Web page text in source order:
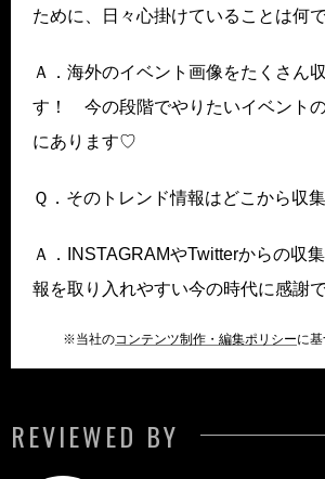
ために、日々心掛けていることは何
Ａ．海外のイベント画像をたくさん
す！ 今の段階でやりたいイベント
にあります♡
Ｑ．そのトレンド情報はどこから収
Ａ．INSTAGRAMやTwitterからの収
報を取り入れやすい今の時代に感謝で
※当社のコンテンツ制作・編集ポリシーに
REVIEWED BY